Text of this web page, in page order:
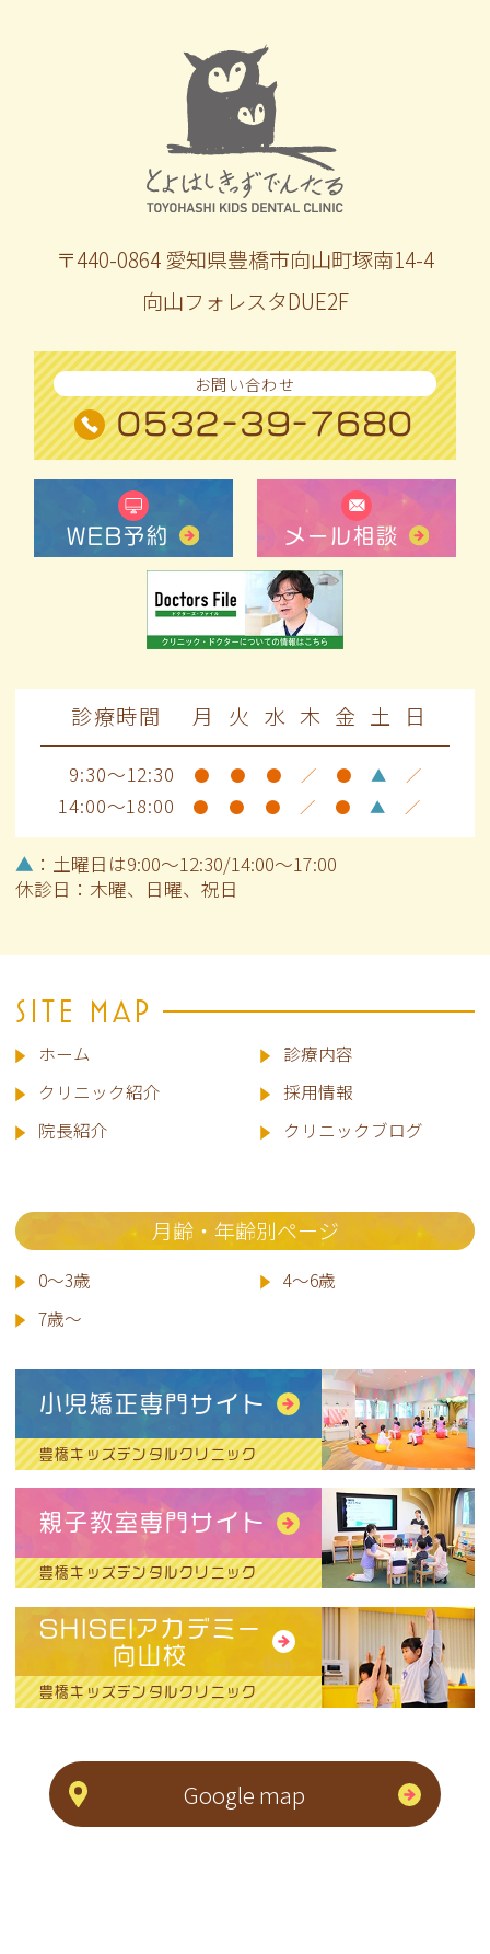
〒440-0864 愛知県豊橋市向山町塚南14-4
向山フォレスタDUE2F
お問い合わせ
0532-39-7680
WEB予約 メール相談
診療時間 月 火 水 木 金 土 日
9:30～12:30 ● ● ● ／ ● ▲ ／
14:00～18:00 ● ● ● ／ ● ▲ ／
▲ ：土曜日は9:00～12:30/14:00～17:00
休診日：木曜、日曜、祝日
SITE MAP
ホーム
診療内容
クリニック紹介
採用情報
院長紹介 クリニックブログ
月齢・年齢別ページ
0～3歳
4～6歳
7歳～
小児矯正専門サイト
豊橋キッズデンタルクリニック
親子教室専門サイト
豊橋キッズデンタルクリニック
SHISEIアカデミー
向山校
豊橋キッズデンタルクリニック
Google map